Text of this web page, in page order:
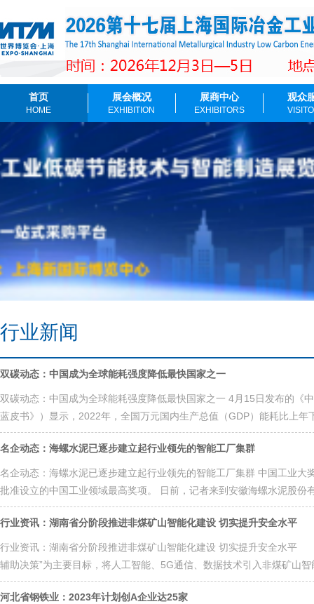
首页
HOME
展会概况
EXHIBITION
展商中心
EXHIBITORS
观众
行业新闻
双碳动态：中国成为全球能耗强度降低最快国家之一
双碳动态：中国成为全球能耗强度降低最快国家之一 4月15日发布的
蓝皮书》）显示，2022年，全国万元国内生产总值（GDP）能耗比上
名企动态：海螺水泥已逐步建立起行业领先的智能工厂集群
名企动态：海螺水泥已逐步建立起行业领先的智能工厂集群 中国工业
批准设立的中国工业领域最高奖项。 日前，记者来到安徽海螺水泥股
行业资讯：湖南省分阶段推进非煤矿山智能化建设 切实提升安全水平
行业资讯：湖南省分阶段推进非煤矿山智能化建设 切实提升安全水
辅助决策”为主要目标，将人工智能、5G通信、数据技术引入非煤矿山
河北省钢铁业：2023年计划创A企业达25家